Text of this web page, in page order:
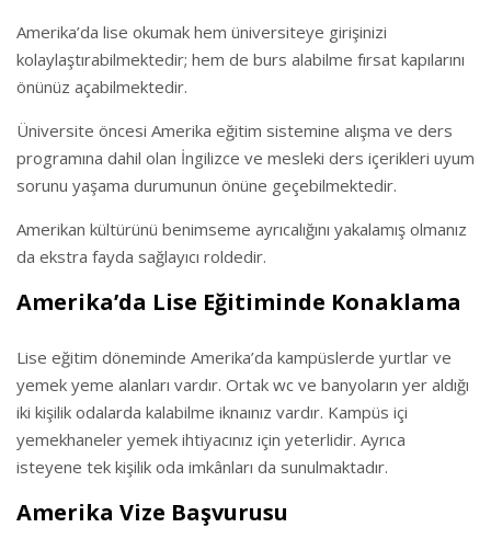
Amerika’da lise okumak hem üniversiteye girişinizi
kolaylaştırabilmektedir; hem de burs alabilme fırsat kapılarını
önünüz açabilmektedir.
Üniversite öncesi Amerika eğitim sistemine alışma ve ders
programına dahil olan İngilizce ve mesleki ders içerikleri uyum
sorunu yaşama durumunun önüne geçebilmektedir.
Amerikan kültürünü benimseme ayrıcalığını yakalamış olmanız
da ekstra fayda sağlayıcı roldedir.
Amerika’da Lise Eğitiminde Konaklama
Lise eğitim döneminde Amerika’da kampüslerde yurtlar ve
yemek yeme alanları vardır. Ortak wc ve banyoların yer aldığı
iki kişilik odalarda kalabilme iknaınız vardır. Kampüs içi
yemekhaneler yemek ihtiyacınız için yeterlidir. Ayrıca
isteyene tek kişilik oda imkânları da sunulmaktadır.
Amerika Vize Başvurusu